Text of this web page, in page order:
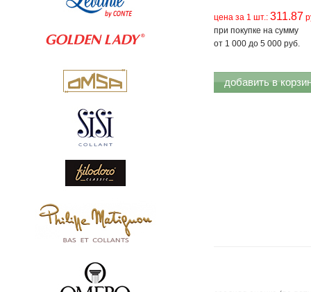
цена за 1 шт.: 311.87
при покупке на сумму
от 1 000 до 5 000 руб.
добавить в